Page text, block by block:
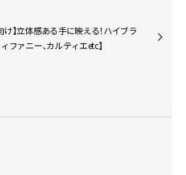
け】立体感ある手に映える！ハイブラ
ファニー、カルティエetc】